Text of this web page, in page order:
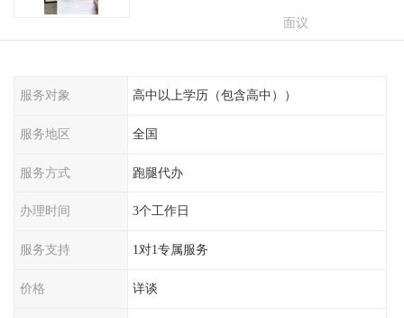
面议
服务对象 高中以上学历（包含高中））
服务地区 全国
服务方式 跑腿代办
办理时间 3个工作日
服务支持 1对1专属服务
价格 详谈